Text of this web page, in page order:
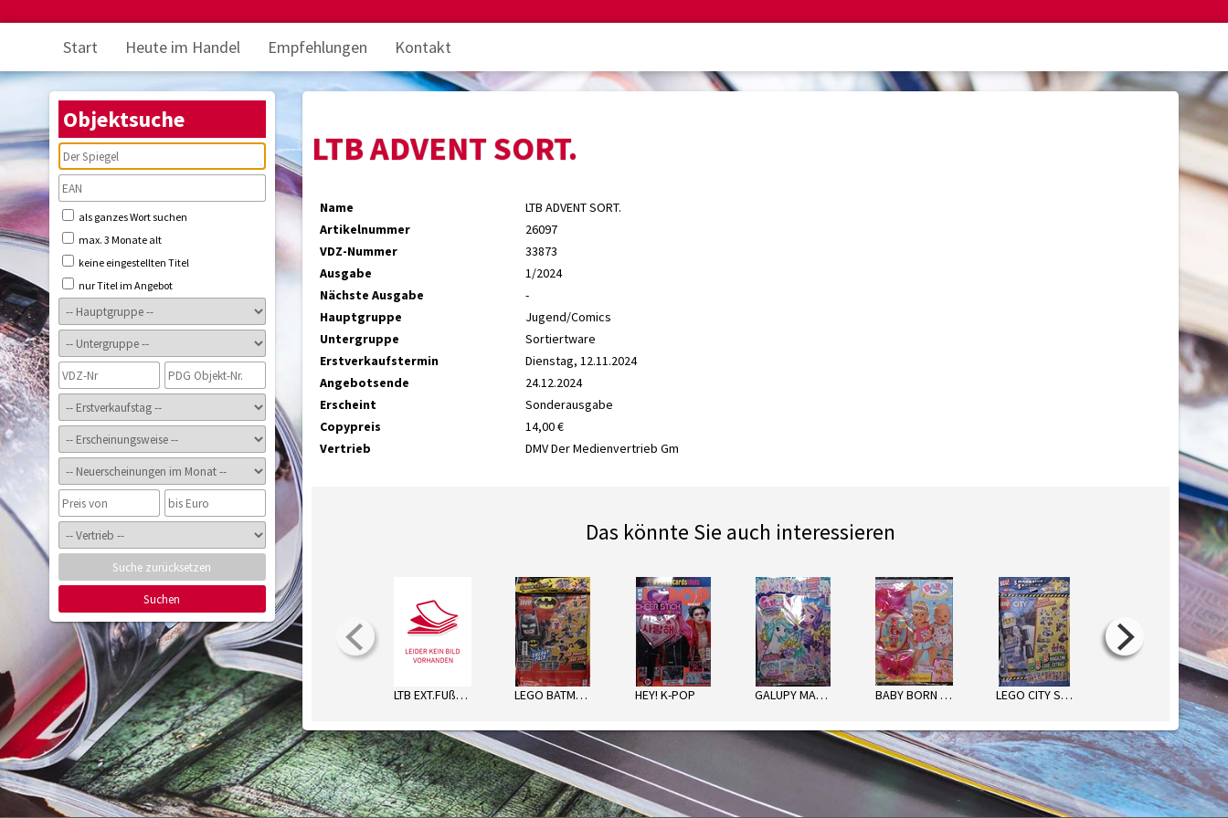
Start Heute im Handel Empfehlungen Kontakt
Objektsuche
als ganzes Wort suchen
max. 3 Monate alt
keine eingestellten Titel
nur Titel im Angebot
Suche zurücksetzen
Suchen
LTB ADVENT SORT.
Name
LTB ADVENT SORT.
Artikelnummer
26097
VDZ-Nummer
33873
Ausgabe
1/2024
Nächste Ausgabe
-
Hauptgruppe
Jugend/Comics
Untergruppe
Sortiertware
Erstverkaufstermin
Dienstag, 12.11.2024
Angebotsende
24.12.2024
Erscheint
Sonderausgabe
Copypreis
14,00 €
Vertrieb
DMV Der Medienvertrieb Gm
Das könnte Sie auch interessieren
LTB EXT.FUßBALL SORT. LEGO BATMAN ENERGY PACK HEY! K-POP GALUPY MAGAZIN BABY BORN SOMMER-SPAß LEGO CITY STARKE POLIZEI-ACTIO LEGO TECHNIC
next